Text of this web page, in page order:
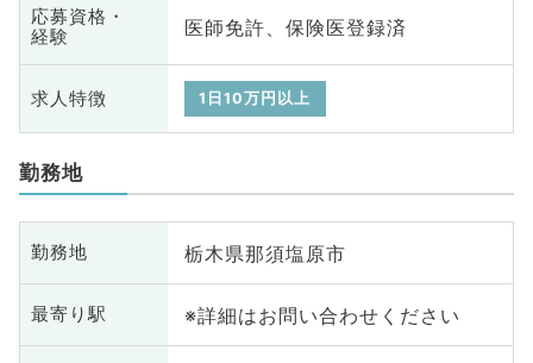
応募資格・
経験
医師免許、保険医登録済
求人特徴 1日10万円以上
勤務地
勤務地 栃木県那須塩原市
最寄り駅 ※詳細はお問い合わせください